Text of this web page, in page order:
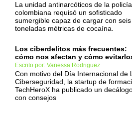
La unidad antinarcóticos de la policía
colombiana requisó un sofisticado
sumergible capaz de cargar con seis
toneladas métricas de cocaína.
Los ciberdelitos más frecuentes:
cómo nos afectan y cómo
Escrito por: Vanessa Rodriguez
Con motivo del Día Internacional de
Ciberseguridad, la startup de
TechHeroX ha publicado un
con consejos